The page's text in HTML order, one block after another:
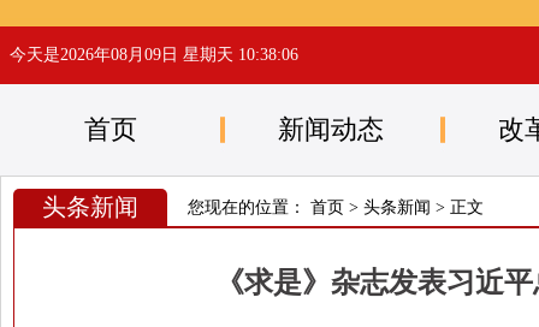
今天是2026年08月09日 星期天 10:38:06
首页 新闻动态 改
头条新闻 您现在的位置： 首页 > 头条新闻 > 正文
《求是》杂志发表习近